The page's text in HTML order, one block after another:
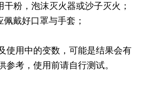
粉，泡沫灭火器或沙子灭火；
戴好口罩与手套；
使用中的变数，可能是结果会有
参考，使用前请自行测试。